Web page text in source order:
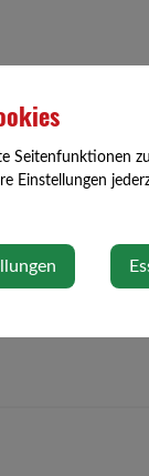
Seitenfunktionen
Einstellungen